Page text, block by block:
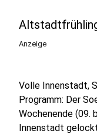
Anzeige
Volle Innenstadt,
Programm: Der
Wochenende (09.
Innenstadt